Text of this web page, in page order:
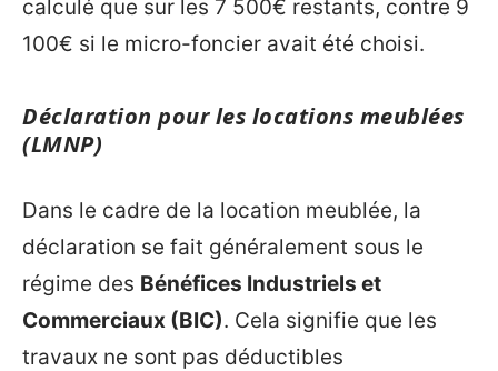
calculé que sur les 7 500€ restants, contre 9
100€ si le micro-foncier avait été choisi.
Déclaration pour les locations meublées
(LMNP)
Dans le cadre de la location meublée, la
déclaration se fait généralement sous le
régime des Bénéfices Industriels et
Commerciaux (BIC). Cela signifie que les
travaux ne sont pas déductibles